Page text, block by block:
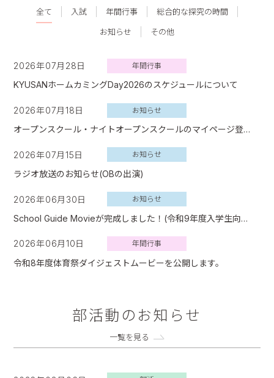
全て 入試 年間行事 総合的な探究の時間
お知らせ その他
2026年07月28日 年間行事
KYUSANホームカミングDay2026のスケジュールについて
2026年07月18日 お知らせ
オープンスクール・ナイトオープンスクールのマイページ登録について
2026年07月15日 お知らせ
ラジオ放送のお知らせ(OBの出演)
2026年06月30日 お知らせ
School Guide Movieが完成しました！(令和9年度入学生向け)
2026年06月10日 年間行事
令和8年度体育祭ダイジェストムービーを公開します。
部活動のお知らせ
一覧を見る